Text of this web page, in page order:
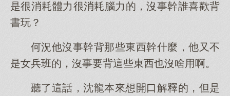
是很消耗體力很消耗腦力的，沒事幹誰喜歡背
書玩？
何況他沒事幹背那些東西幹什麼，他又不
是女兵班的，沒事要背這些東西也沒啥用啊。
聽了這話，沈龍本來想開口解釋的，但是